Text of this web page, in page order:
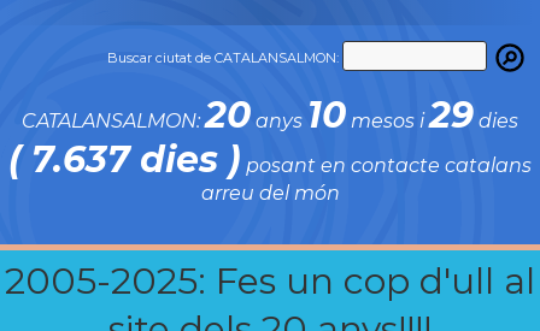
Buscar ciutat de CATALANSALMON:
CATALANSALMON:20 anys 10 mesos i29 dies
( 7.637 dies ) posant en contacte catalans
arreu del món
2005-2025: Fes un cop d'ull al